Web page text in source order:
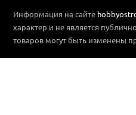
Информация на сайте
характер и не является
товаров могут быть изменены